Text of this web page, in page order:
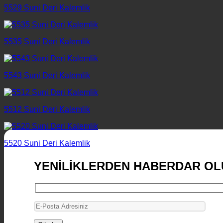
5529 Suni Deri Kalemlik
5535 Suni Deri Kalemlik
5543 Suni Deri Kalemlik
5512 Suni Deri Kalemlik
5520 Suni Deri Kalemlik
YENİLİKLERDEN HABERDAR